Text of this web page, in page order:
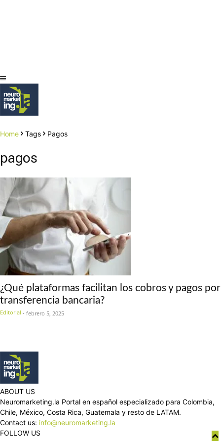
Home Tags Pagos
pagos
¿Qué plataformas facilitan los cobros y pagos por
transferencia bancaria?
Editorial - febrero 5, 2025
ABOUT US
Neuromarketing.la Portal en español especializado para Colombia,
Chile, México, Costa Rica, Guatemala y resto de LATAM.
Contact us: info@neuromarketing.la
FOLLOW US